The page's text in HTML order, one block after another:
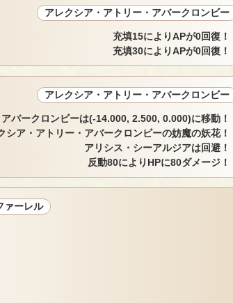
アレクシア・アトリー・アバークロンビー
充填15によりAPが0回復！
充填30によりAPが0回復！
アレクシア・アトリー・アバークロンビー
バークロンビーは(-14.000, 2.500, 0.000)に移動！
シア・アトリー・アバークロンビーの妨魔の妖花！
アリシス・シーアルジアは回避！
反動80によりHPに80ダメージ！
ァーレル